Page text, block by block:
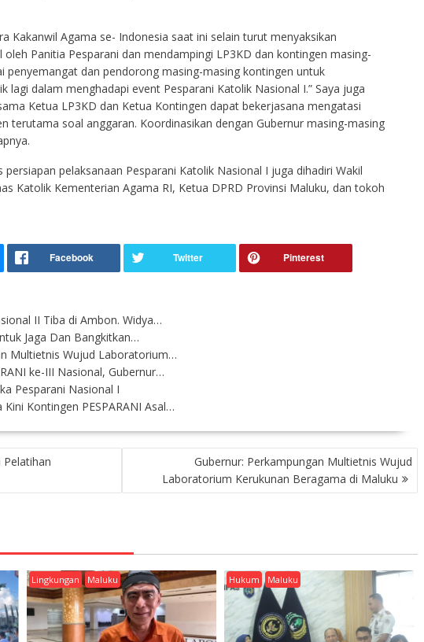
Kakanwil Agama se- Indonesia saat ini selain turut menyaksikan
Panitia Pesparani dan mendampingi LP3KD dan kontingen masing-
penyemangat dan pendorong masing-masing kontingen untuk
lagi dalam menghadapi event Pesparani Katolik Nasional I.” Saya juga
Ketua LP3KD dan Ketua Kontingen dapat bekerjasana mengatasi
terutama soal anggaran. Koordinasikan dengan Gubernur masing-masing
pelaksanaan Pesparani Katolik Nasional I juga dihadiri Wakil
Katolik Kementerian Agama RI, Ketua DPRD Provinsi Maluku, dan tokoh
II Tiba di Ambon. Widya…
Jaga Dan Bangkitkan…
Multietnis Wujud Laboratorium…
ke-III Nasional, Gubernur…
Pesparani Nasional I
Kontingen PESPARANI Asal…
Pelatihan
Gubernur: Perkampungan Multietnis Wujud
Laboratorium Kerukunan Beragama di Maluku
Lingkungan Maluku Hukum Maluku